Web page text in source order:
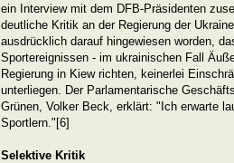
ein Interview mit dem DFB-Präsidenten
deutliche Kritik an der Regierung der
ausdrücklich darauf hingewiesen worden,
Sportereignissen - im ukrainischen Fall
Regierung in Kiew richten, keinerlei
unterliegen. Der Parlamentarische
Grünen, Volker Beck, erklärt: "Ich erwarte
Sportlern."[6]
Selektive Kritik